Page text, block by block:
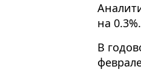
на 0.3%.
В